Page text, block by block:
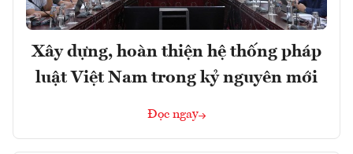
Xây dựng, hoàn thiện hệ thống pháp
luật Việt Nam trong kỷ nguyên mới
Đọc ngay